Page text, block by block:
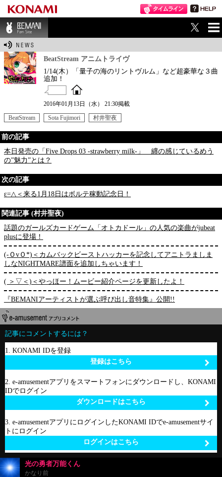
BEMANI Fan Sit
BeatStream アニムトライヴ
1/14(木）「量子の海のリントヴルム」など超豪華な３曲
追加！
2016年01月13日（水） 21:30掲載
BeatStream
Sota Fujimori 村井聖夜
前の記事
本日発売の「Five Drops 03 -strawberry milk-」 纒の感じているめう
の”魅力”とは？
次の記事
ε=△＜来る1月18日はボルテ稼動記念日！
関連記事 (村井聖夜)
話題のガールズカードゲーム「オトカドール」の人気の楽曲がjubeat
plusに登場！
(-ＯvＯ*)＜カムバックビーストハッカーを記念してアニトラましま
しなNIGHTMARE譜面を追加しちゃいます！
( ＞▽＜)＜やっほー！ムービー紹介ページを更新したよ！
『BEMANIアーティストが選ぶ呼び出し音特集』公開!!
記事にコメントするには？
1. KONAMI IDを登録
登録はこちら
2. e-amusementアプリをスマートフォンにダウンロードし、KONAMI
IDでログイン
ダウンロードはこちら
3. e-amusementアプリにログインしたKONAMI IDでe-amusementサイ
トにログイン
ログインはこちら
光の勇者万能くん
かなり前